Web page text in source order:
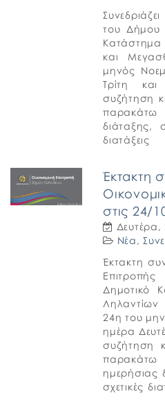
του Δήμου
Κατάστημα
και
μηνός
Tρίτη
συζήτηση
παρακάτω
διάταξης,
Έκτακτη
στις 24/
Νέα ,
Έκτακτη
Δημοτικό
Ληλαντίων
24η του
ημέρα
συζήτηση
ημερήσιας
σχετικές